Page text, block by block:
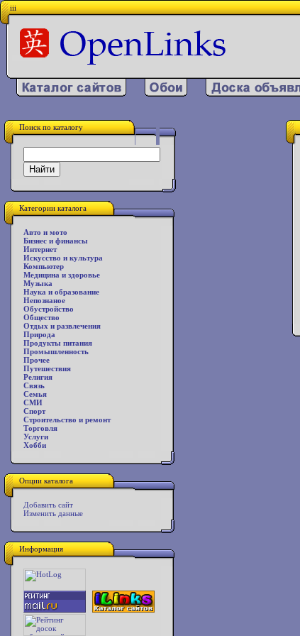
iii
Поиск по каталогу
Категории каталога
Авто и мото
Бизнес и финансы
Интернет
Искусство и культура
Компьютер
Медицина и здоровье
Музыка
Наука и образование
Непознаное
Обустройство
Общество
Отдых и развлечения
Природа
Продукты питания
Промышленность
Прочее
Путешествия
Религия
Связь
Семья
СМИ
Спорт
Строительство и ремонт
Торговля
Услуги
Хобби
Опции каталога
Добавить сайт
Изменить данные
Информация